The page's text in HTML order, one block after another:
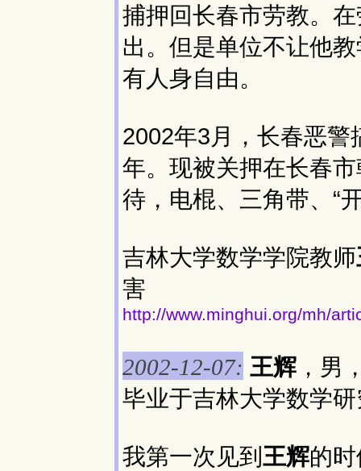
捕押回长春市劳教。
出。但是单位不让他
有人身自由。
2002年3月，长春恶警
年。现被关押在长春
待，电棍、三角带、“
吉林大学数学学院教师
害
http://www.minghui.org/mh/
2002-12-07: 王辉 ，男
毕业于吉林大学数学
我第一次见到 王辉的